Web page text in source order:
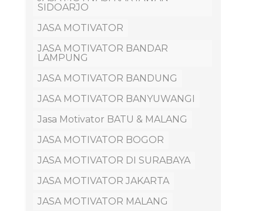
SIDOARJO
JASA MOTIVATOR
JASA MOTIVATOR BANDAR
LAMPUNG
JASA MOTIVATOR BANDUNG
JASA MOTIVATOR BANYUWANGI
Jasa Motivator BATU & MALANG
JASA MOTIVATOR BOGOR
JASA MOTIVATOR DI SURABAYA
JASA MOTIVATOR JAKARTA
JASA MOTIVATOR MALANG